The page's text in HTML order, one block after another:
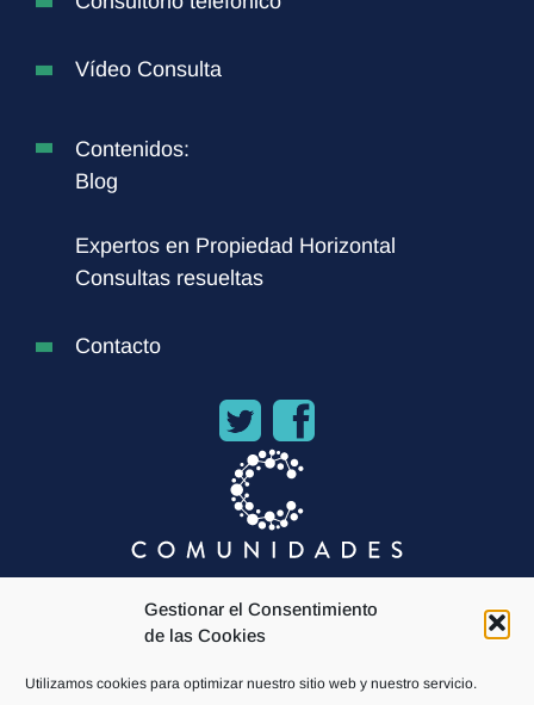
Gestionar el Consentimiento
de las Cookies
Utilizamos cookies para optimizar nuestro sitio web y nuestro servicio.
Vídeo Consulta
Contenidos:
Blog
Expertos en Propiedad Horizontal
Consultas resueltas
Contacto